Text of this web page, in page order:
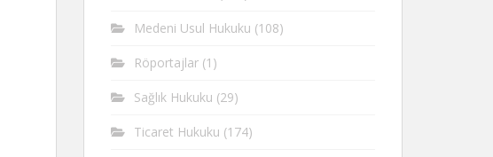
Medeni Usul Hukuku (108)
Röportajlar (1)
Sağlık Hukuku (29)
Ticaret Hukuku (174)